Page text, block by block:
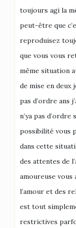
toujours agi la
peut-être que
reproduisez
que vous vous
même situation
de mise en deux
pas d’ordre ans
n’ya pas
possibilité vous
dans cette
des attentes de
amoureuse vous
l’amour et des
est tout
restrictives